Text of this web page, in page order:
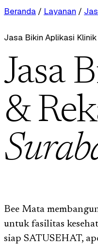
Beranda / Layanan /
Jasa Bikin Aplikasi
Jasa
&
Bee Mata
untuk fasilitas
siap SATUSEHAT,